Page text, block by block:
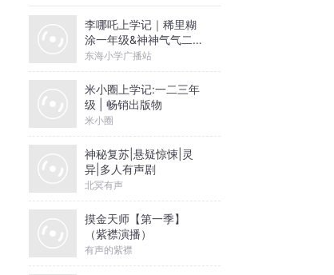
李哪吒上学记｜稀里糊
涂一年级&神神气气二年
级
东海小学广播站
米小圈上学记:一二三年
级 | 畅销出版物
米小圈
神秘复苏|悬疑惊悚|灵
异|多人有声剧
北冥有声
摸金天师【第一季】
（紫襟演播）
有声的紫襟